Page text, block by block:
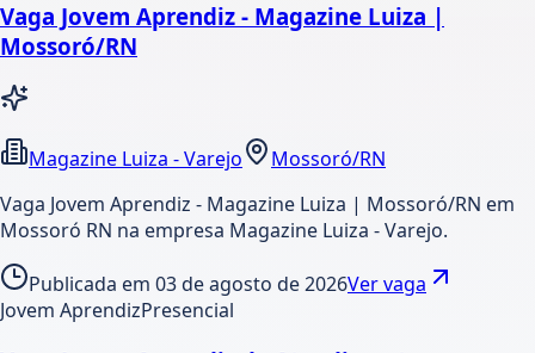
Vaga Jovem Aprendiz - Magazine Luiza |
Mossoró/RN
Magazine Luiza - Varejo
Mossoró/RN
Vaga Jovem Aprendiz - Magazine Luiza | Mossoró/RN em
Mossoró RN na empresa Magazine Luiza - Varejo.
Publicada em 03 de agosto de 2026Ver vaga
Jovem AprendizPresencial